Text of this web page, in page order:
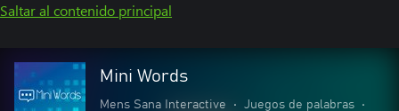
Saltar al contenido principal
Mini Words
Mens Sana Interactive • Juegos de palabras
•